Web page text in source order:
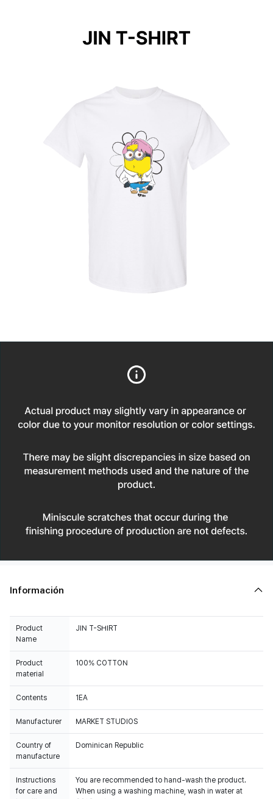
Información
Product
Name
JIN T-SHIRT
Product
material
100% COTTON
Contents 1EA
Manufacturer MARKET STUDIOS
Country of
manufacture
Dominican Republic
Instructions
for care and
You are recommended to hand-wash the product.
When using a washing machine, wash in water at